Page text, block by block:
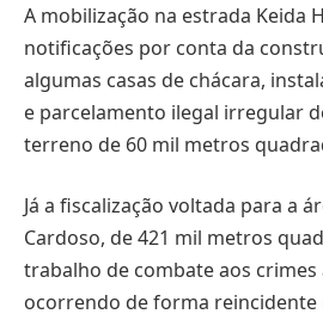
A mobilização na estrada Keida
notificações por conta da
algumas casas de chácara,
e parcelamento ilegal irregular
terreno de 60 mil metros
Já a fiscalização voltada para a
Cardoso, de 421 mil metros
trabalho de combate aos
ocorrendo de forma reincidente